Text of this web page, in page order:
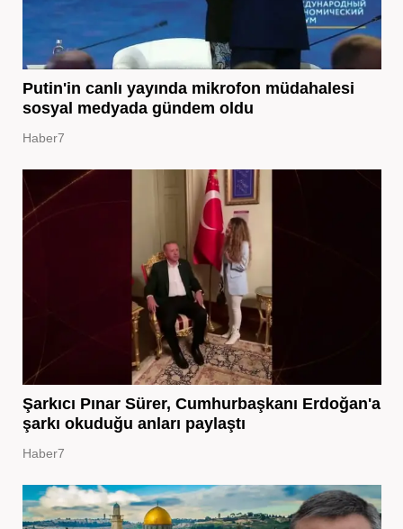
Putin'in canlı yayında mikrofon müdahalesi
sosyal medyada gündem oldu
Haber7
Şarkıcı Pınar Sürer, Cumhurbaşkanı Erdoğan'a
şarkı okuduğu anları paylaştı
Haber7